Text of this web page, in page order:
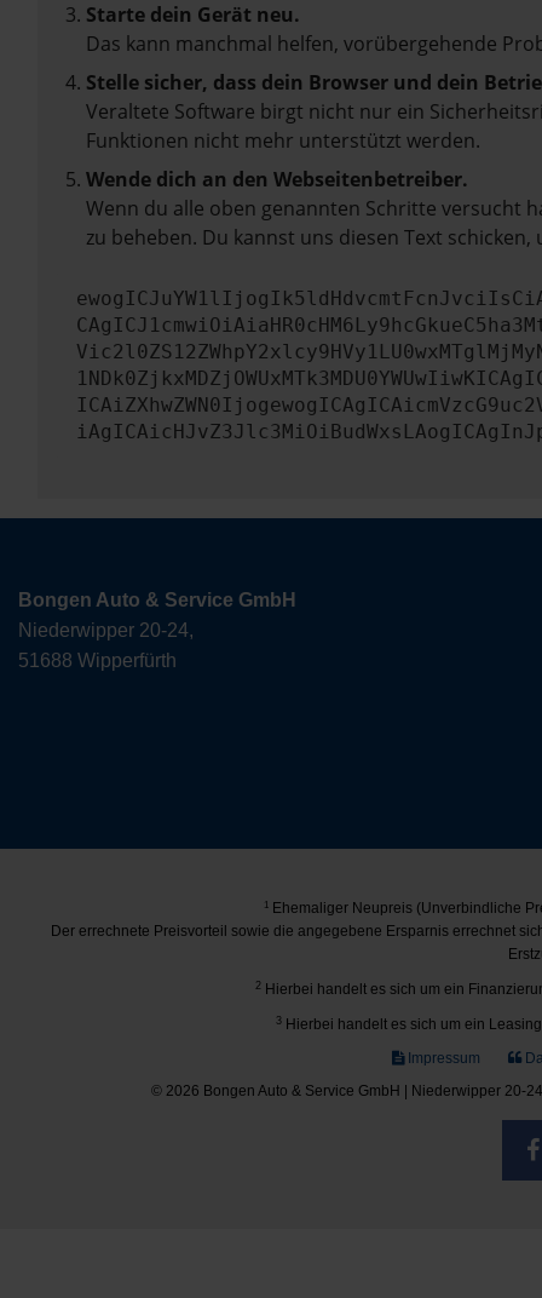
Starte dein Gerät neu.
Das kann manchmal helfen, vorübergehende
Stelle sicher, dass dein Browser und dein
Veraltete Software birgt nicht nur ein
Funktionen nicht mehr unterstützt werden.
Wende dich an den Webseitenbetreiber.
Wenn du alle oben genannten Schritte versucht
zu beheben. Du kannst uns diesen Text
Bongen Auto & Service GmbH
Niederwipper 20-24,
51688 Wipperfürth
1Ehemaliger Neupreis (Unverbindliche
Der errechnete Preisvorteil sowie die angegebene Ersparnis errechnet
2 Hierbei handelt es sich um ein
3 Hierbei handelt es sich um ein
Impressum
© 2026 Bongen Auto & Service GmbH | Niederwipper 20-